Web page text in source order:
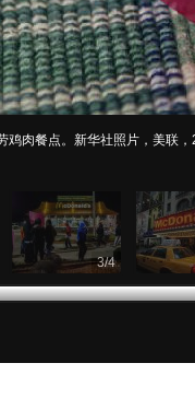
鸡肉餐点。新华社照片，美联
3/4